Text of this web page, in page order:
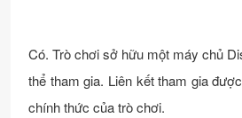
Có. Trò chơi sở hữu một máy chủ
thể tham gia. Liên kết tham gia
chính thức của trò chơi.